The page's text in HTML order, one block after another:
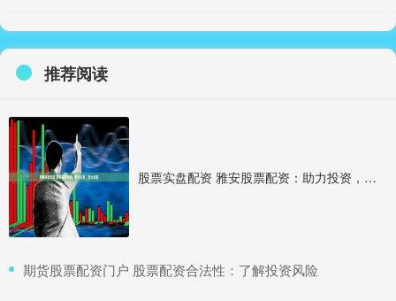
推荐阅读
股票实盘配资 雅安股票配资：助力投资，放大收益
​期货股票配资门户 股票配资合法性：了解投资风险